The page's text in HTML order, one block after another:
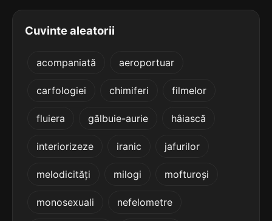
terminație: rării
înamorării
accelerării
Cuvinte aleatorii
acompaniată aeroportuar
carfologiei chimiferi filmelor
fluiera gălbuie-aurie hâiască
interiorizeze iranic jafurilor
melodicități milogi mofturoși
monosexuali nefelometre